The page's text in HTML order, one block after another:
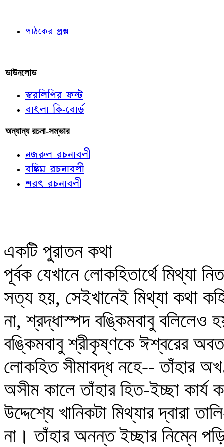
পাঠকের প্রশ্ন
ডাউনলোড
স্বরলিপির ফন্ট
বাংলা কি-বোর্ড
অন্যান্য রচনা-সম্ভার
নজরুল রচনাবলী
বঙ্কিম রচনাবলী
শরৎ রচনাবলী
একটি পুরাতন কথা
পূর্বক যেখানে লোকহিতার্থে মিথ্যা
সত্য হয়, সেইখানেই মিথ্যা কথা
না, শ্রদ্ধাস্পদ বঙ্কিমবাবু বলিলেও
বঙ্কিমবাবু শ্রীকৃষ্ণকে ঈশ্বরের
লোকহিত সীমাবদ্ধ নহে-- তাঁহার
অসীম কালে তাঁহার হিত-ইচ্ছা কার্য
উদ্দেশ্যে খানিকটা মিথ্যার দ্বারা
না। তাঁহার অনন্ত ইচ্ছার নিম্নে